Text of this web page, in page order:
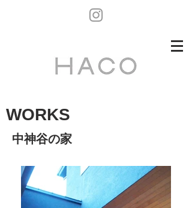
WORKS
中神谷の家